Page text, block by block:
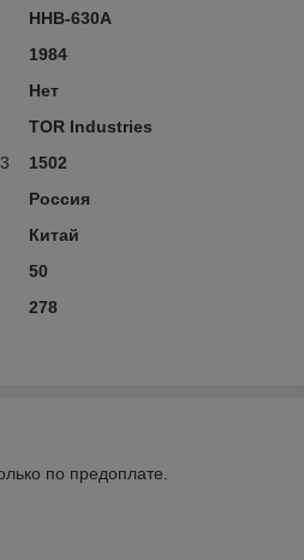
HHB-630A
1984
Нет
TOR Industries
1502
Россия
Китай
50
278
по предоплате.